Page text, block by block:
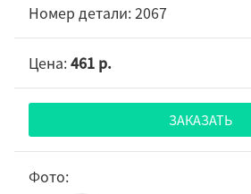
2067
461 р.
ЗАКАЗАТЬ